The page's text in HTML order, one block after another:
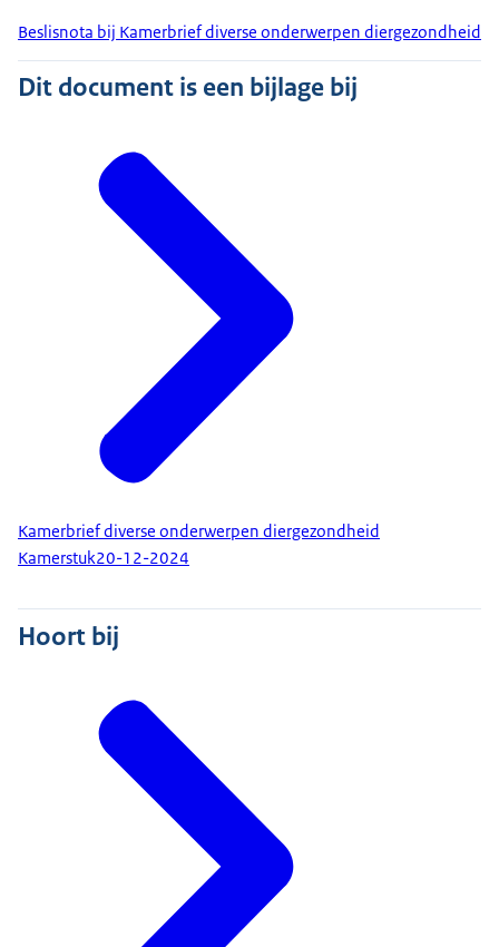
Beslisnota bij Kamerbrief diverse onderwerpen diergezondheid
Dit document is een bijlage bij
Kamerbrief diverse onderwerpen diergezondheid
Kamerstuk20-12-2024
Hoort bij